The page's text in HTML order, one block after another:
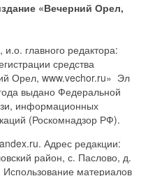
«Вечерний Орел,
главного редактора:
средства
Орел, www.vechor.ru» Эл
выдано Федеральной
информационных
(Роскомнадзор РФ).
Адрес редакции:
район, с. Паслово, д.
материалов